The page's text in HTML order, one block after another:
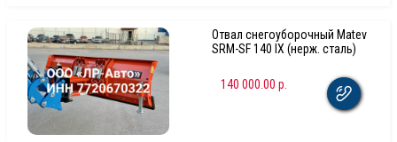
Отвал снегоуборочный Matev
SRM-SF 140 IX (нерж. сталь)
140 000.00 р.